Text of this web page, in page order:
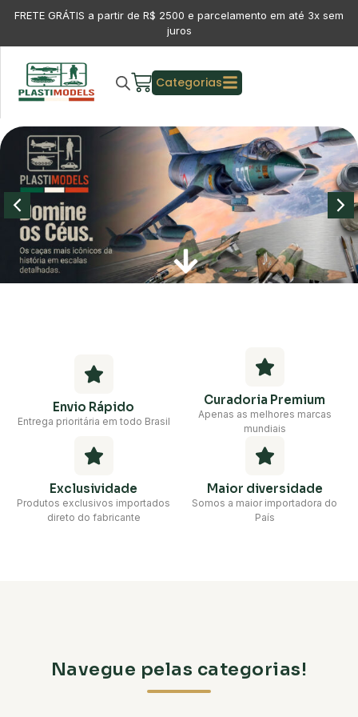
FRETE GRÁTIS a partir de R$ 2500 e parcelamento em até 3x sem
juros
Categorias
Envio Rápido
Entrega prioritária em todo Brasil
Curadoria Premium
Apenas as melhores marcas
mundiais
Exclusividade
Produtos exclusivos importados
direto do fabricante
Maior diversidade
Somos a maior importadora do
País
Navegue pelas categorias!